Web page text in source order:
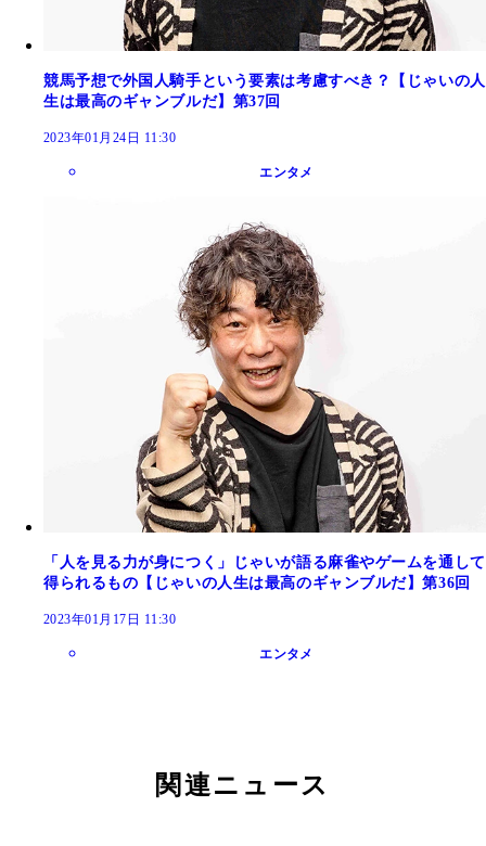
競馬予想で外国人騎手という要素は考慮すべき？【じゃいの人
生は最高のギャンブルだ】第37回
2023年01月24日 11:30
エンタメ
「人を見る力が身につく」じゃいが語る麻雀やゲームを通して
得られるもの【じゃいの人生は最高のギャンブルだ】第36回
2023年01月17日 11:30
エンタメ
関連ニュース